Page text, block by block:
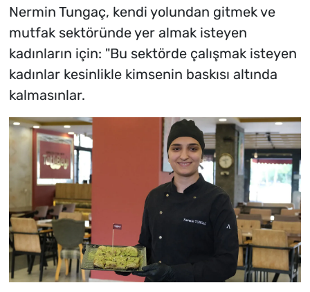
Nermin Tungaç, kendi yolundan gitmek ve
mutfak sektöründe yer almak isteyen
kadınların için: "Bu sektörde çalışmak isteyen
kadınlar kesinlikle kimsenin baskısı altında
kalmasınlar.